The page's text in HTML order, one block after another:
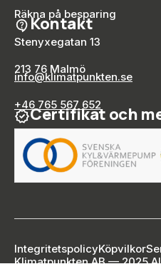
Räkna på besparing
Kontakt
Stenyxegatan 13
213 76 Malmö
info@klimatpunkten.se
+46 765 567 652
Certifikat och
IntegritetspolicyKöpvilkor
Klimatpunkten AB — 2025